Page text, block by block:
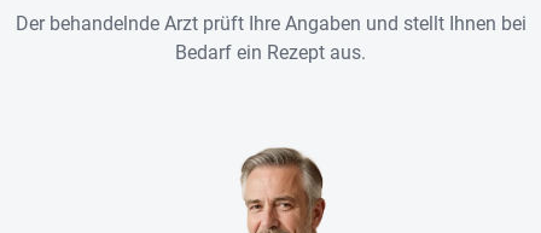
Der behandelnde Arzt prüft Ihre Angaben und stellt Ihnen bei
Bedarf ein Rezept aus.